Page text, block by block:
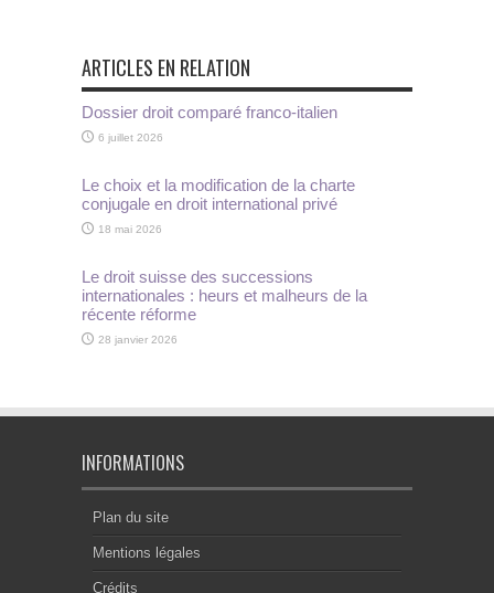
ARTICLES EN RELATION
Dossier droit comparé franco-italien
6 juillet 2026
Le choix et la modification de la charte
conjugale en droit international privé
18 mai 2026
Le droit suisse des successions
internationales : heurs et malheurs de la
récente réforme
28 janvier 2026
INFORMATIONS
Plan du site
Mentions légales
Crédits